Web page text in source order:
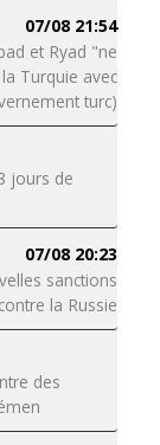
07/08 21:54
et Ryad "ne
Turquie avec
turc)
jours de
07/08 20:23
sanctions
contre la Russie
des